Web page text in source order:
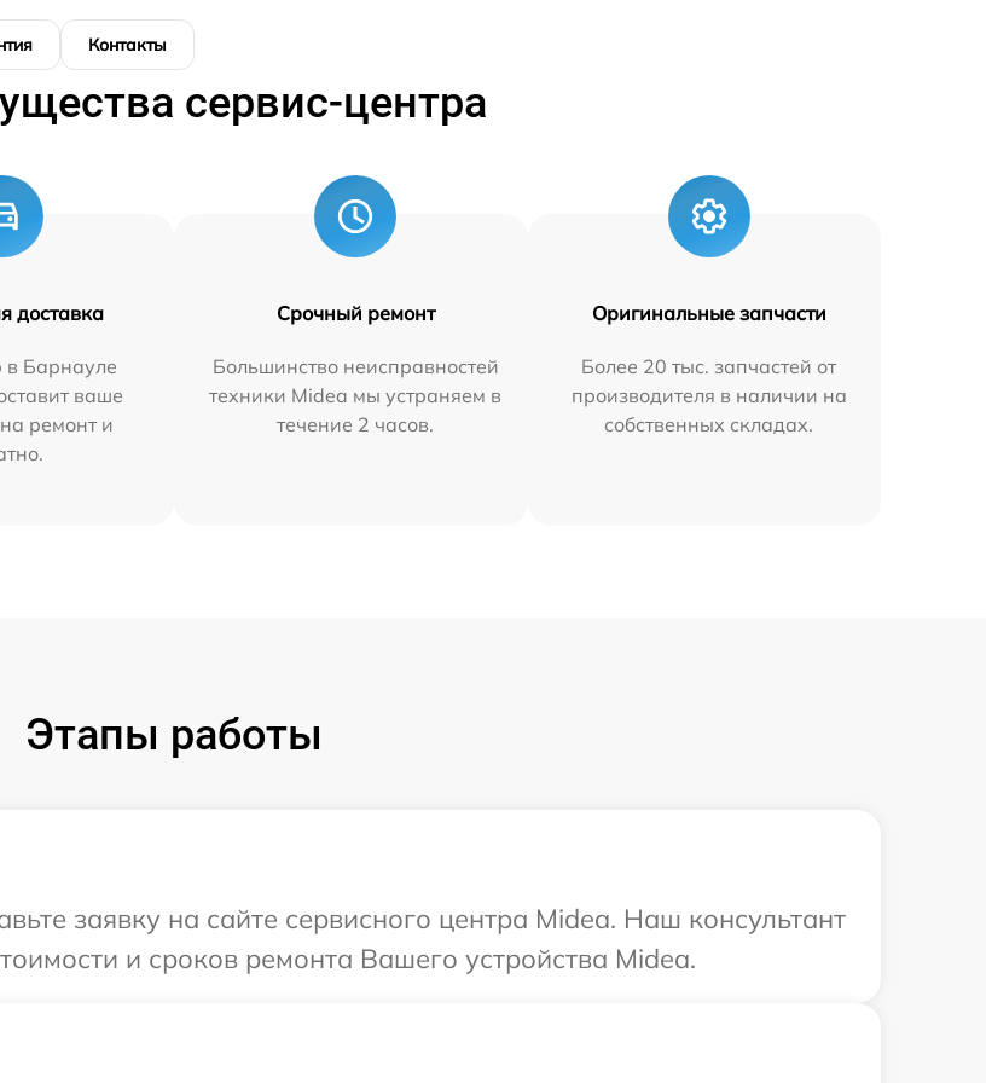
Контакты
сервис-центра
доставка
Барнауле
ваше
ремонт и
Срочный ремонт
Большинство неисправностей
техники Midea мы устраняем в
течение 2 часов.
Оригинальные запчасти
Более 20 тыс. запчастей от
производителя в наличии на
собственных складах.
Этапы работы
заявку на сайте сервисного центра Midea. Наш консультант
и сроков ремонта Вашего устройства Midea.